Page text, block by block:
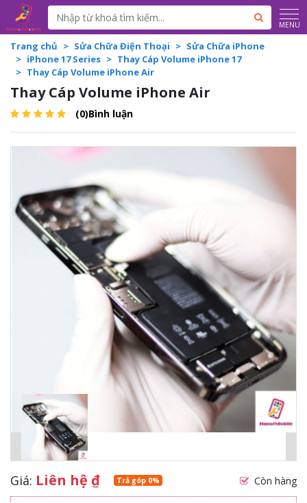
Powered by Translate MENU
Trang chủ Sửa Chữa Điện Thoại
Sửa Chữa iPhone
iPhone 17 Series
Thay Cáp Volume iPhone 17
Thay Cáp Volume iPhone Air
Thay Cáp Volume iPhone Air
(0)Bình luận
Giá: Liên hệ ₫ Trả góp 0% Còn hàng